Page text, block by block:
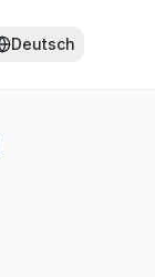
Deutsch